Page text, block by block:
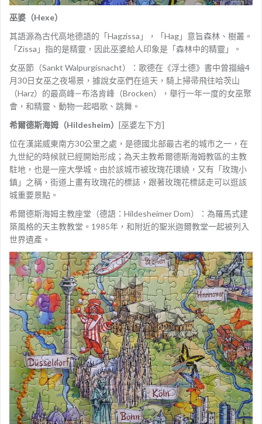
巫婆（Hexe）
其語源為古代高地德語的「Hagzissa」，「Hag」意旨森林、樹叢。
「Zissa」指的是精靈，因此巫婆給人印象是「森林中的精靈」。
女巫節（Sankt Walpurgisnacht）：歌德在《浮士德》書中曾描繪4
月30日女巫之夜場景，據說女巫們在這天，騎上掃帚飛往哈茨山
（Harz）的最高峰—布洛肯峰（Brocken），舉行一年一度的女巫聚
會，和精靈、動物一起唱歌、跳舞。
希爾德斯海姆（Hildesheim） [巫婆左下方]
位在漢諾威東南方30公里之處，是德國北部最古老的城市之一，在
九世紀的時候就已經開始形成；為天主教希爾德斯海姆教區的主教
駐地，也是一座大學城。由於該城市被玫瑰花環繞，又有「玫瑰小
鎮」之稱，街道上畫有玫瑰花的標誌，跟著玫瑰花標誌走可以逛該
城重要景點。
希爾德斯海姆主教座堂（德語：Hildesheimer Dom）：為羅馬式建
築風格的天主教教堂。1985年，和附近的聖米迦爾教堂一起被列入
世界遺產。